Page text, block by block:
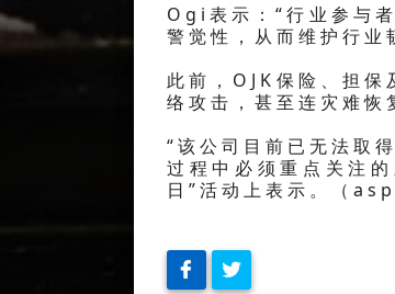
Ogi表示：“行业参与
警觉性，从而维护行业
此前，OJK保险、担
络攻击，甚至连灾难恢
“该公司目前已无法取
过程中必须重点关注
日”活动上表示。（asp